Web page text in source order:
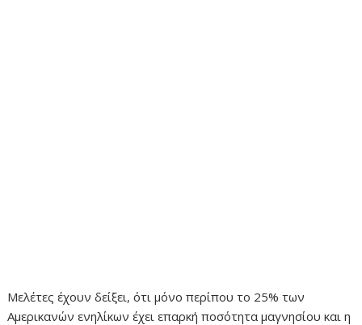
Μελέτες έχουν δείξει, ότι μόνο περίπου το 25% των
Αμερικανών ενηλίκων έχει επαρκή ποσότητα μαγνησίου και η